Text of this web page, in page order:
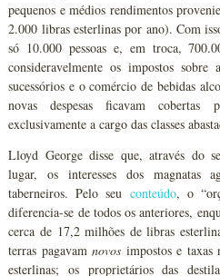
pequenos e médios rendimentos
2.000 libras esterlinas por ano). Com
só 10.000 pessoas e, em troca,
consideravelmente os impostos
sucessórios e o comércio de bebidas
novas despesas ficavam
exclusivamente a cargo das classes
Lloyd George disse que, através do
lugar, os interesses dos magnatas
taberneiros. Pelo seu conteúdo, o
diferencia-se de todos os anteriores,
cerca de 17,2 milhões de libras
terras pagavamnovos impostos e
esterlinas; os proprietários das